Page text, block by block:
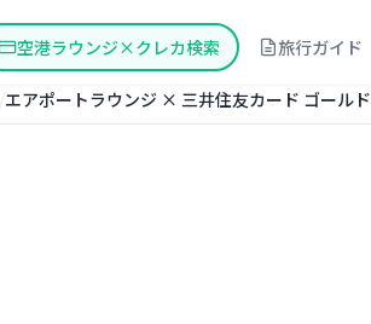
空港ラウンジ×クレカ検索 旅行ガイド
エアポートラウンジ × 三井住友カード ゴールド